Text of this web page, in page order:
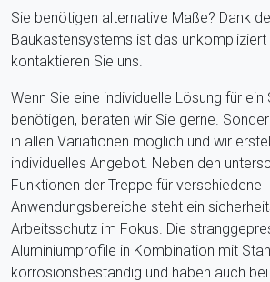
Sie benötigen alternative Maße? Dank
Baukastensystems ist das
kontaktieren Sie uns.
Wenn Sie eine individuelle Lösung für
benötigen, beraten wir Sie gerne.
in allen Variationen möglich und wir
individuelles Angebot. Neben den
Funktionen der Treppe für verschiedene
Anwendungsbereiche steht ein
Arbeitsschutz im Fokus. Die
Aluminiumprofile in Kombination mit
korrosionsbeständig und haben auch bei